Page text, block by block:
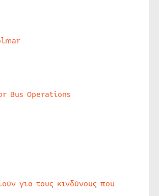
Bus Operations
για τους κινδύνους που